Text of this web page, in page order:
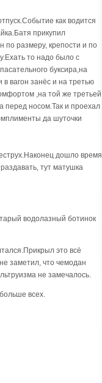
как водится
прикупил
по размеру, крепости и по
то надо было с
буксира,на
вагон занёс и на третью
,на той же третьей
перед носом.Так и проехал
да шуточки
дошло время
тут матушка
водолазный ботинок
это всё
заметил, что чемодан
не замечалось.
всех.